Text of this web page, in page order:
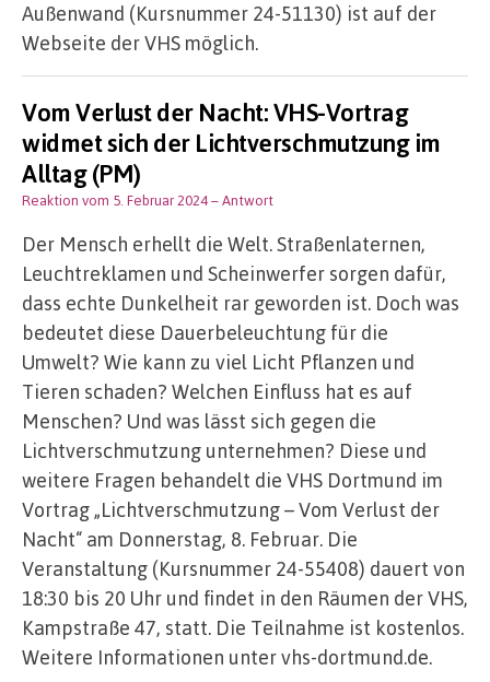
Außenwand (Kursnummer 24-51130) ist auf der
Webseite der VHS möglich.
Vom Verlust der Nacht: VHS-Vortrag
widmet sich der Lichtverschmutzung im
Alltag (PM)
Reaktion vom 5. Februar 2024– Antwort
Der Mensch erhellt die Welt. Straßenlaternen,
Leuchtreklamen und Scheinwerfer sorgen dafür,
dass echte Dunkelheit rar geworden ist. Doch was
bedeutet diese Dauerbeleuchtung für die
Umwelt? Wie kann zu viel Licht Pflanzen und
Tieren schaden? Welchen Einfluss hat es auf
Menschen? Und was lässt sich gegen die
Lichtverschmutzung unternehmen? Diese und
weitere Fragen behandelt die VHS Dortmund im
Vortrag „Lichtverschmutzung – Vom Verlust der
Nacht“ am Donnerstag, 8. Februar. Die
Veranstaltung (Kursnummer 24-55408) dauert von
18:30 bis 20 Uhr und findet in den Räumen der VHS,
Kampstraße 47, statt. Die Teilnahme ist kostenlos.
Weitere Informationen unter vhs-dortmund.de.